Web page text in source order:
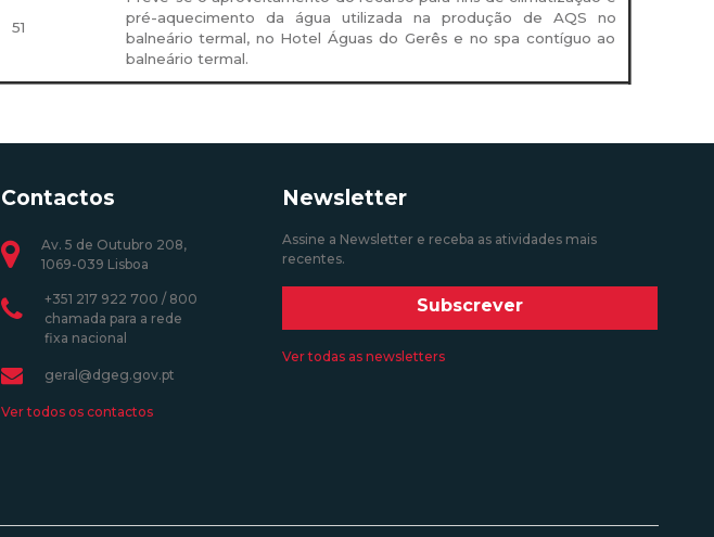
51
pré-aquecimento da água utilizada na produção de AQS no
balneário termal, no Hotel Águas do Gerês e no spa contíguo ao
balneário termal.
Contactos
Av. 5 de Outubro 208,
1069-039 Lisboa
+351 217 922 700 / 800
chamada para a rede
fixa nacional
geral@dgeg.gov.pt
Ver todos os contactos
Newsletter
Assine a Newsletter e receba as atividades mais
recentes.
Subscrever
Ver todas as newsletters